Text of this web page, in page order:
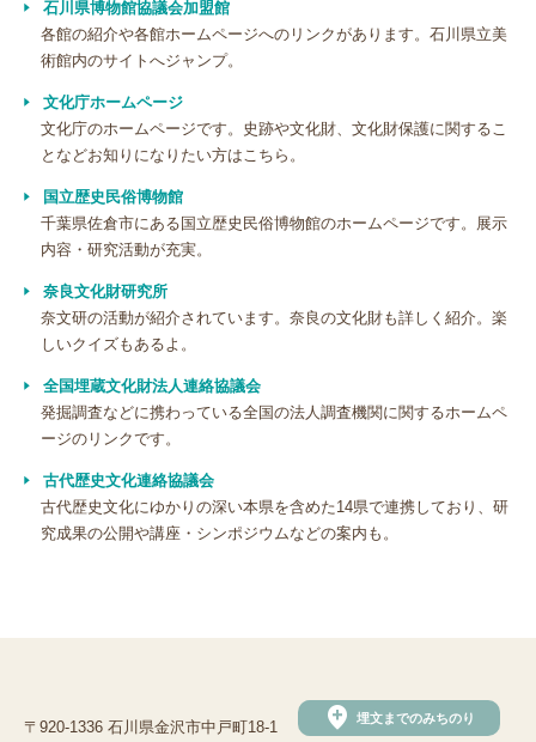
石川県博物館協議会加盟館
各館の紹介や各館ホームページへのリンクがあります。石川県立美
術館内のサイトへジャンプ。
文化庁ホームページ
文化庁のホームページです。史跡や文化財、文化財保護に関するこ
となどお知りになりたい方はこちら。
国立歴史民俗博物館
千葉県佐倉市にある国立歴史民俗博物館のホームページです。展示
内容・研究活動が充実。
奈良文化財研究所
奈文研の活動が紹介されています。奈良の文化財も詳しく紹介。楽
しいクイズもあるよ。
全国埋蔵文化財法人連絡協議会
発掘調査などに携わっている全国の法人調査機関に関するホームペ
ージのリンクです。
古代歴史文化連絡協議会
古代歴史文化にゆかりの深い本県を含めた14県で連携しており、研
究成果の公開や講座・シンポジウムなどの案内も。
〒920-1336 石川県金沢市中戸町18-1 add_location 埋文までのみちのり